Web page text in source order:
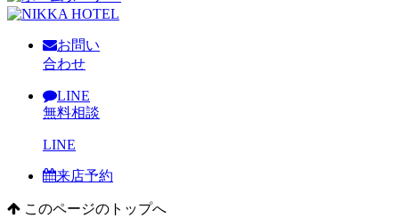
お問い
合わせ
LINE
無料相談
LINE
来店予約
このページのトップへ